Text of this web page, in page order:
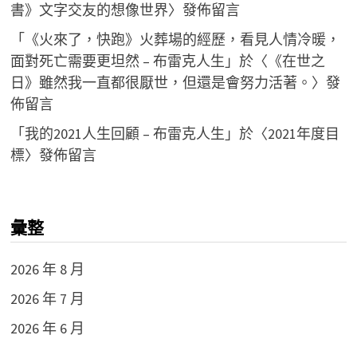
書》文字交友的想像世界〉發佈留言
「 《火來了，快跑》火葬場的經歷，看見人情冷暖，
面對死亡需要更坦然 – 布雷克人生 」於〈 《在世之
日》雖然我一直都很厭世，但還是會努力活著。 〉發
佈留言
「我的2021人生回顧 – 布雷克人生 」於〈2021年度目
標〉發佈留言
彙整
2026 年 8 月
2026 年 7 月
2026 年 6 月